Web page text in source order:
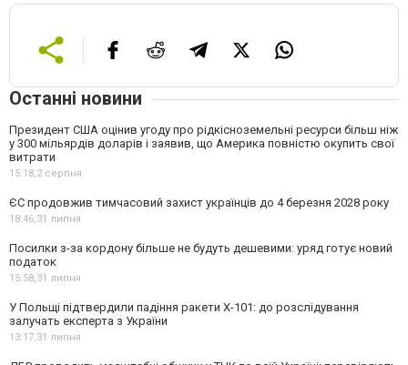
Останні новини
Президент США оцінив угоду про рідкісноземельні ресурси більш ніж
у 300 мільярдів доларів і заявив, що Америка повністю окупить свої
витрати
15:18,2 серпня
ЄС продовжив тимчасовий захист українців до 4 березня 2028 року
18:46,31 липня
Посилки з-за кордону більше не будуть дешевими: уряд готує новий
податок
15:58,31 липня
У Польщі підтвердили падіння ракети Х-101: до розслідування
залучать експерта з України
13:17,31 липня